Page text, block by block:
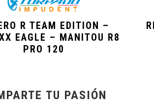
R TEAM EDITION –
EAGLE – MANITOU R8
PRO 120
TU PASIÓN